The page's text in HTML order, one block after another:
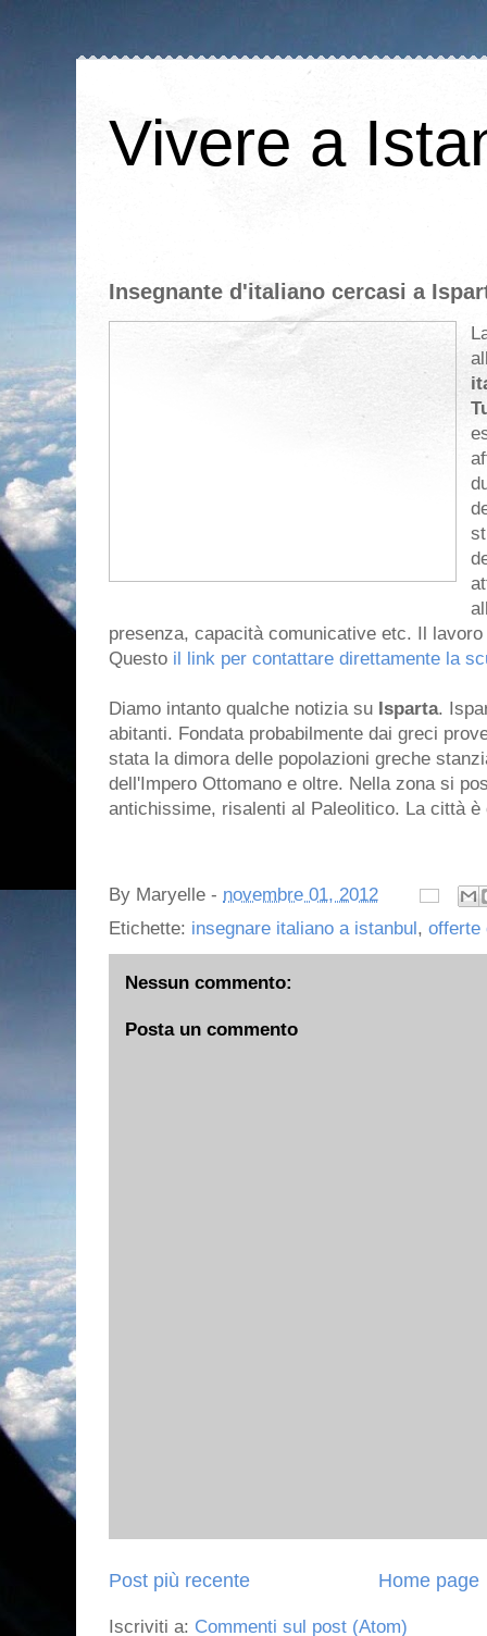
Vivere a
Insegnante d'italiano cercasi a
presenza, capacità comunicative etc. Il
Questo il link per contattare direttamente la
Diamo intanto qualche notizia su Isparta.
abitanti. Fondata probabilmente dai greci
stata la dimora delle popolazioni greche
dell'Impero Ottomano e oltre. Nella zona si
antichissime, risalenti al Paleolitico. La città
By Maryelle - novembre 01, 2012
Etichette: insegnare italiano a istanbul, offerte
Nessun commento:
Posta un commento
Post più recente Home page
Iscriviti a: Commenti sul post (Atom)